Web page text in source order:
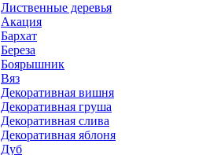
Лиственные деревья
Акация
Бархат
Береза
Боярышник
Вяз
Декоративная вишня
Декоративная груша
Декоративная слива
Декоративная яблоня
Дуб